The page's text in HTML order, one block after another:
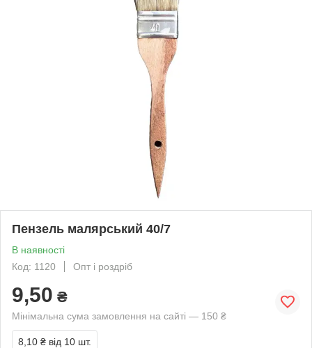
Пензель малярський 40/7
В наявності
Код: 1120
Опт і роздріб
9,50 ₴
Мінімальна сума замовлення на сайті — 150 ₴
8,10 ₴ від 10 шт.